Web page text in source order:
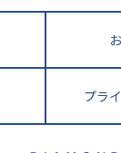
プラ